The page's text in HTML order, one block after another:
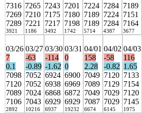
7316
7269
7289
3921
7265
7210
7221
1186
7243
7175
7217
3492
7201
7180
7198
1742
7224
7189
7189
5714
7284
7224
7284
4387
7189
7151
7164
3677
03/26
7
0.1
7098
7120
7089
7106
2892
03/27
-63
-0.89
7052
7052
7024
7043
10216
03/30
-114
-1.62
6924
6938
6868
6929
6937
03/31
0
0
6900
6969
6872
6929
19232
04/01
158
2.28
7049
7089
7049
7087
6674
04/02
-58
-0.82
7120
7129
7029
7029
6145
04/03
116
1.65
7133
7154
7120
7145
1975